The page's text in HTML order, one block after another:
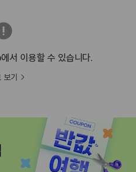
서 이용할 수 있습니다.
보기